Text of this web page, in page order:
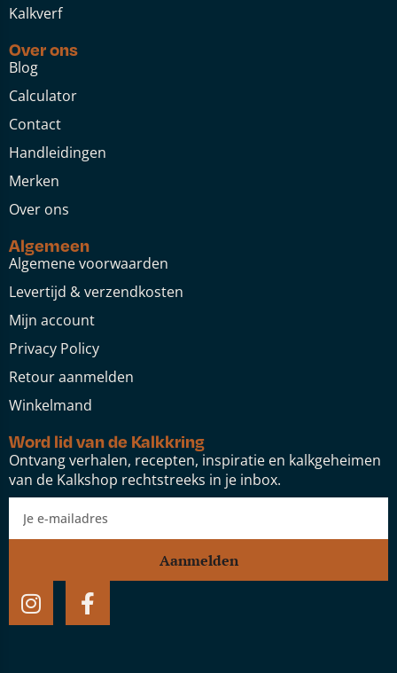
Kalkverf
Over ons
Blog
Calculator
Contact
Handleidingen
Merken
Over ons
Algemeen
Algemene voorwaarden
Levertijd & verzendkosten
Mijn account
Privacy Policy
Retour aanmelden
Winkelmand
Word lid van de Kalkkring
Ontvang verhalen, recepten, inspiratie en kalkgeheimen
van de Kalkshop rechtstreeks in je inbox.
Aanmelden